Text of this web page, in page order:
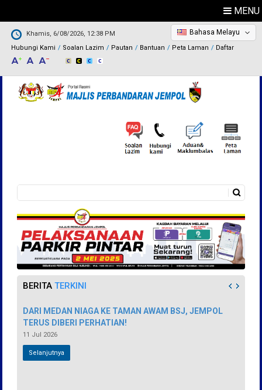
MENU
Khamis, 6/08/2026, 12:38 PM
Hubungi Kami
Soalan Lazim Pautan Bantuan Peta Laman Daftar
Bahasa Melayu
Borang carian
BERITA TERKINI
DARI MEDAN NIAGA KE TAMAN AWAM BSJ, JEMPOL
TERUS DIBERI PERHATIAN!
11 Jul 2026
Selanjutnya